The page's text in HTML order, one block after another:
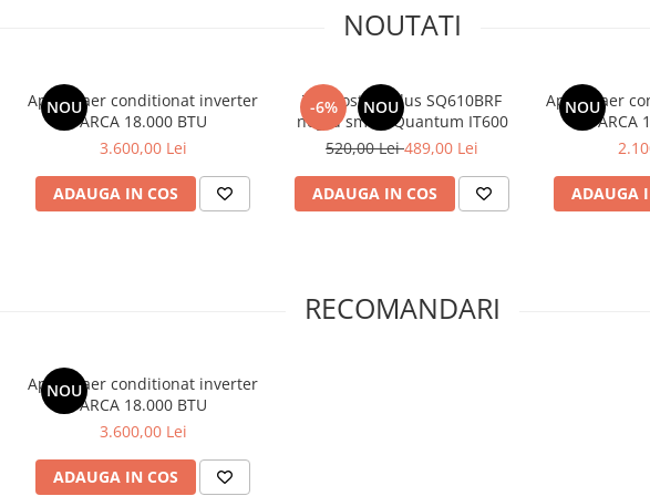
NOUTATI
NOU
Aparat aer conditionat inverter
ARCA 18.000 BTU
3.600,00 Lei
ADAUGA IN COS
-6% NOU
Termostat Salus SQ610BRF
negru smart Quantum IT600
520,00 Lei489,00 Lei
ADAUGA IN COS
NOU
Aparat aer
ARCA
ADAUGA
RECOMANDARI
NOU
Aparat aer conditionat inverter
ARCA 18.000 BTU
3.600,00 Lei
ADAUGA IN COS